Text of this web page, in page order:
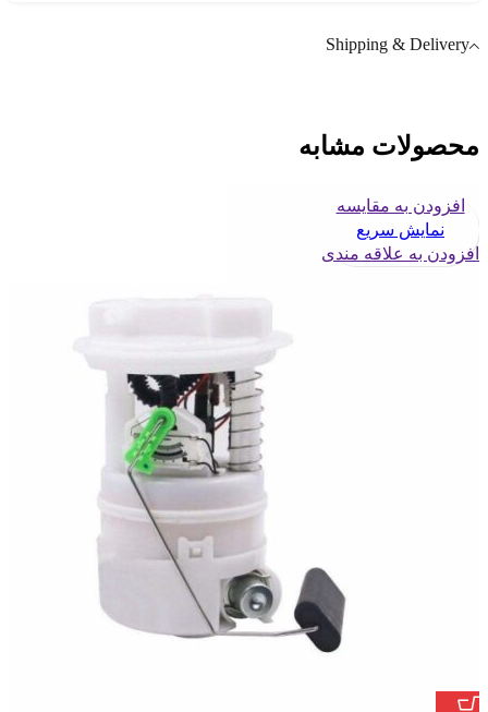
Shipping & Delivery
محصولات مشابه
افزودن به مقایسه
نمایش سریع
افزودن به علاقه مندی